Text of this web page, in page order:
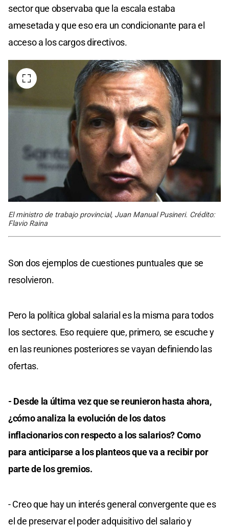
sector que observaba que la escala estaba
amesetada y que eso era un condicionante para el
acceso a los cargos directivos.
El ministro de trabajo provincial, Juan Manual Pusineri. Crédito:
Flavio Raina
Son dos ejemplos de cuestiones puntuales que se
resolvieron.
Pero la política global salarial es la misma para todos
los sectores. Eso requiere que, primero, se escuche y
en las reuniones posteriores se vayan definiendo las
ofertas.
- Desde la última vez que se reunieron hasta ahora,
¿cómo analiza la evolución de los datos
inflacionarios con respecto a los salarios? Como
para anticiparse a los planteos que va a recibir por
parte de los gremios.
- Creo que hay un interés general convergente que es
el de preservar el poder adquisitivo del salario y